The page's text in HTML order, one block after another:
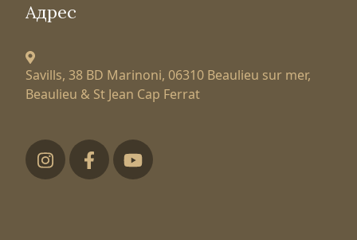
Адрес
Savills, 38 BD Marinoni, 06310 Beaulieu sur mer,
Beaulieu & St Jean Cap Ferrat